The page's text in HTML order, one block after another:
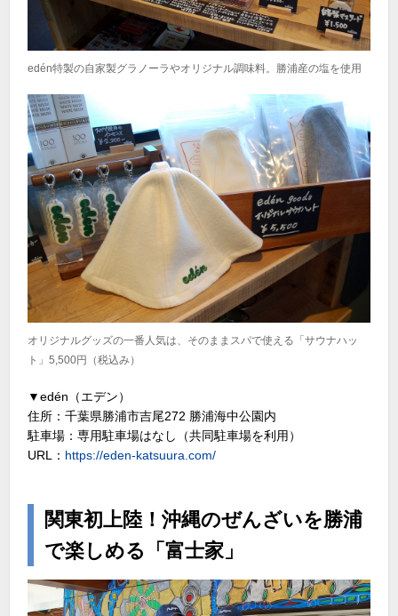
edén特製の自家製グラノーラやオリジナル調味料。勝浦産の塩を使用
オリジナルグッズの一番人気は、そのままスパで使える「サウナハッ
ト」5,500円（税込み）
▼edén（エデン）
住所：千葉県勝浦市吉尾272 勝浦海中公園内
駐車場：専用駐車場はなし（共同駐車場を利用）
URL： https://eden-katsuura.com/
関東初上陸！沖縄のぜんざいを勝浦
で楽しめる「富士家」